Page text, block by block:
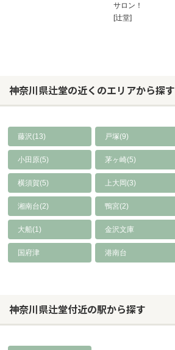
サロン！
[辻堂]
神奈川県辻堂の近くのエリアから探す
藤沢(13) 戸塚(9)
小田原(5) 茅ヶ崎(5)
横須賀(5) 上大岡(3)
湘南台(2) 鴨宮(2)
大船(1) 金沢文庫
国府津 港南台
神奈川県辻堂付近の駅から探す